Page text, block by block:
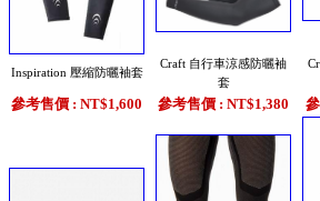
Inspiration 壓縮防曬袖套
Craft 自行車涼感防曬袖
套
參考售價 : NT$1,600 參考售價 : NT$1,380